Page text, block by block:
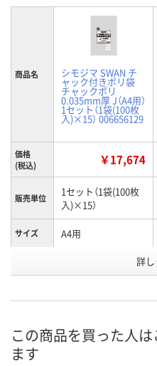
商品名 シモジマ SWAN チ
ャック付きポリ袋
チャックポリ
0.035mm厚 J（A4用）
1セット（1袋(100枚
入)×15） 006656129
価格
(税込)
￥17,674
販売単位
1セット（1袋(100枚
入)×15）
サイズ A4用
詳し
この商品を買った人
ます